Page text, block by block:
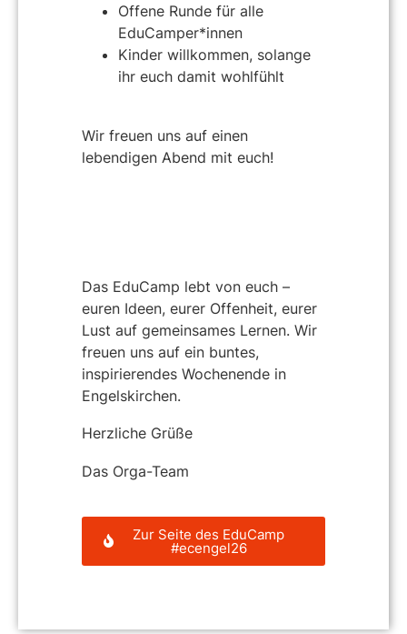
Offene Runde für alle
EduCamper*innen
Kinder willkommen, solange
ihr euch damit wohlfühlt
Wir freuen uns auf einen
lebendigen Abend mit euch!
Das EduCamp lebt von euch –
euren Ideen, eurer Offenheit, eurer
Lust auf gemeinsames Lernen. Wir
freuen uns auf ein buntes,
inspirierendes Wochenende in
Engelskirchen.
Herzliche Grüße
Das Orga-Team
Zur Seite des EduCamp
#ecengel26